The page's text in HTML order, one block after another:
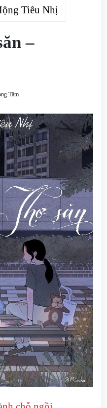
Tiêu Nhị
–
Tâm